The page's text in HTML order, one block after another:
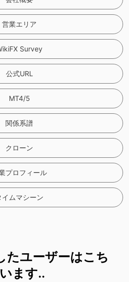
営業エリア
Survey
公式URL
MT4/5
関係系譜
クローン
プロフィール
イムマシーン
たユーザーはこち
ます..